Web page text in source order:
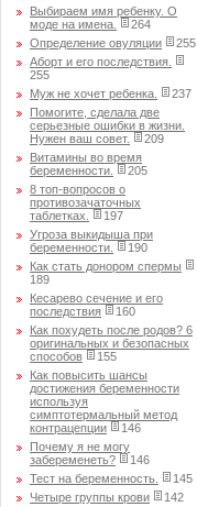
Выбираем имя ребенку. О
моде на имена.
264
Определение овуляции
255
Аборт и его последствия.
255
Муж не хочет ребенка.
237
Помогите, сделала две
серьезные ошибки в жизни.
Нужен ваш совет.
209
Витамины во время
беременности.
205
8 топ-вопросов о
противозачаточных
таблетках.
197
Угроза выкидыша при
беременности.
190
Как стать донором спермы
189
Кесарево сечение и его
последствия
160
Как похудеть после родов? 6
оригинальных и безопасных
способов
155
Как повысить шансы
достижения беременности
используя
симптотермальный метод
контрацепции
146
Почему я не могу
забеременеть?
146
Тест на беременность.
145
Четыре группы крови
142